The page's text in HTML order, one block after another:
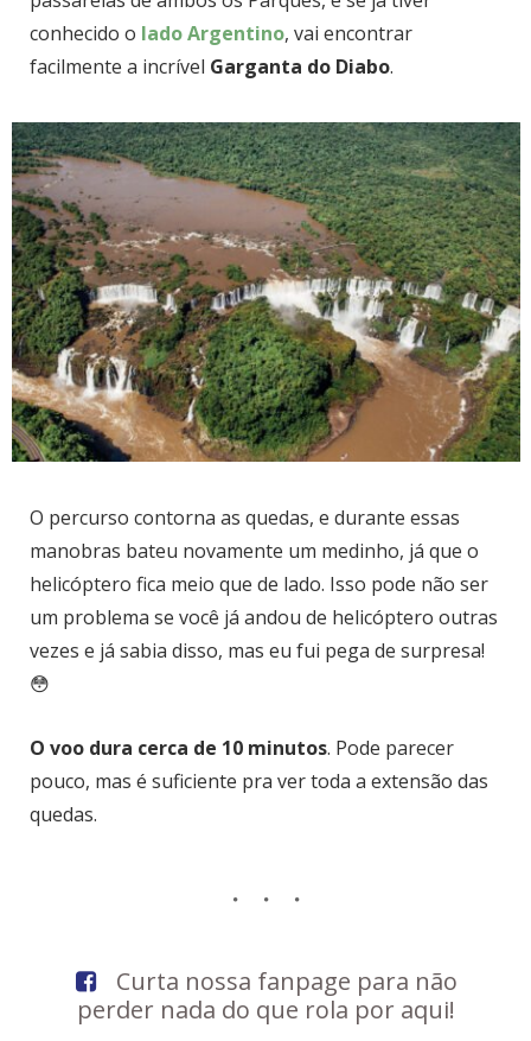
conhecido o lado Argentino, vai encontrar
facilmente a incrível Garganta do Diabo.
O percurso contorna as quedas, e durante essas
manobras bateu novamente um medinho, já que o
helicóptero fica meio que de lado. Isso pode não ser
um problema se você já andou de helicóptero outras
vezes e já sabia disso, mas eu fui pega de surpresa!
😳
O voo dura cerca de 10 minutos. Pode parecer
pouco, mas é suficiente pra ver toda a extensão das
quedas.
Curta nossa fanpage para não
perder nada do que rola por aqui!